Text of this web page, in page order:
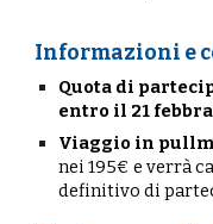
Informazioni e
Quota di
entro il 21
Viaggio in
nei 195€ e verrà
definitivo di